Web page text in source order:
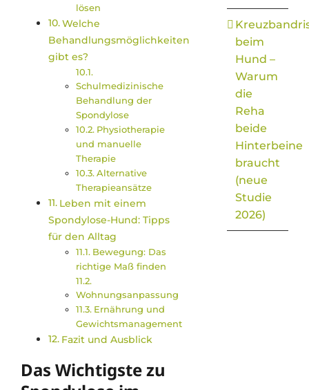
lösen
Welche
Behandlungsmöglichkeiten
gibt es?
Schulmedizinische
Behandlung der
Spondylose
Physiotherapie
und manuelle
Therapie
Alternative
Therapieansätze
Leben mit einem
Spondylose-Hund: Tipps
für den Alltag
Bewegung: Das
richtige Maß finden
Wohnungsanpassung
Ernährung und
Gewichtsmanagement
Fazit und Ausblick
Das Wichtigste zu
beim
Hund –
Warum
die
Reha
beide
Hinterbeine
braucht
(neue
Studie
2026)